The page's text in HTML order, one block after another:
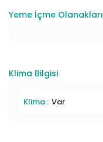
Yeme İçme Olanakları
Klima Bilgisi
Klima : Var